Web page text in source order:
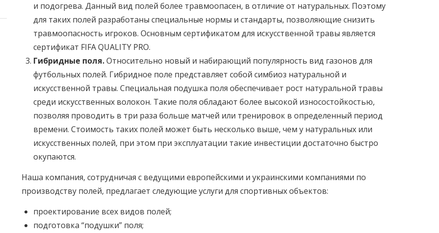
и подогрева. Данный вид полей более травмоопасен, в отличие от натуральных. Поэтому
для таких полей разработаны специальные нормы и стандарты, позволяющие снизить
травмоопасность игроков. Основным сертификатом для искусственной травы является
сертификат FIFA QUALITY PRO.
Гибридные поля.Относительно новый и набирающий популярность вид газонов для
футбольных полей. Гибридное поле представляет собой симбиоз натуральной и
искусственной травы. Специальная подушка поля обеспечивает рост натуральной травы
среди искусственных волокон. Такие поля обладают более высокой износостойкостью,
позволяя проводить в три раза больше матчей или тренировок в определенный период
времени. Стоимость таких полей может быть несколько выше, чем у натуральных или
искусственных полей, при этом при эксплуатации такие инвестиции достаточно быстро
окупаются.
Наша компания, сотрудничая с ведущими европейскими и украинскими компаниями по
производству полей, предлагает следующие услуги для спортивных объектов:
проектирование всех видов полей;
подготовка “подушки” поля;